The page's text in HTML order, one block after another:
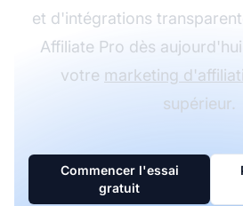
et d'intégrations
Affiliate Pro dès
votre marketing
supérieur.
Commencer l'essai
gratuit